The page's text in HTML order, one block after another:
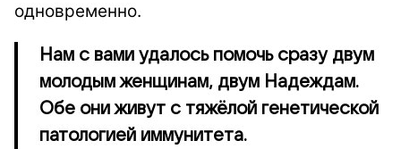
одновременно.
Нам с вами удалось помочь сразу двум
молодым женщинам, двум Надеждам.
Обе они живут с тяжёлой генетической
патологией иммунитета.